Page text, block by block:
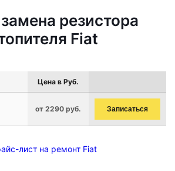
резистора
Fiat
Цена в Руб.
от 2290 руб. Записаться
лист на ремонт Fiat